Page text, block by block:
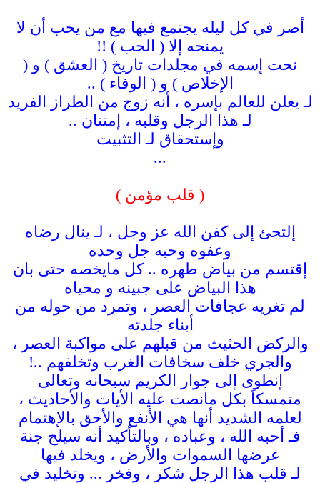
أصر في كل ليله يجتمع فيها مع من يحب أن لا
يمنحه إلا ( الحب ) !!
نحت إسمه في مجلدات تاريخ ( العشق ) و (
الإخلاص ) و ( الوفاء ) ..
لـ يعلن للعالم بإسره ، أنه زوج من الطراز الفريد
لـ هذا الرجل وقلبه ، إمتنان ..
وإستحقاق لـ التثبيت
...
( قلب مؤمن )
إلتجئ إلى كفن الله عز وجل ، لـ ينال رضاه
وعفوه وحبه جل وحده
إقتسم من بياض طهره .. كل مايخصه حتى بان
هذا البياض على جبينه و محياه
لم تغريه عجافات العصر ، وتمرد من حوله من
أبناء جلدته
والركض الحثيث من قبلهم على مواكبة العصر ،
والجري خلف سخافات الغرب وتخلفهم ..!
إنطوى إلى جوار الكريم سبحانه وتعالى
متمسكاً بكل مانصت عليه الأيات والأحاديث ،
لعلمه الشديد أنها هي الأنفع والأحق بالإهتمام
فـ أحبه الله ، وعباده ، وبالتأكيد أنه سيلج جنة
عرضها السموات والأرض ، ويخلد فيها
لـ قلب هذا الرجل شكر ، وفخر ... وتخليد في